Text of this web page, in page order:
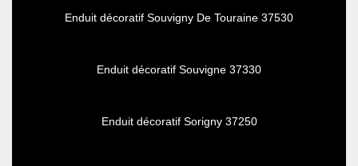
Enduit décoratif Souvigny De Touraine 37530
Enduit décoratif Souvigne 37330
Enduit décoratif Sorigny 37250